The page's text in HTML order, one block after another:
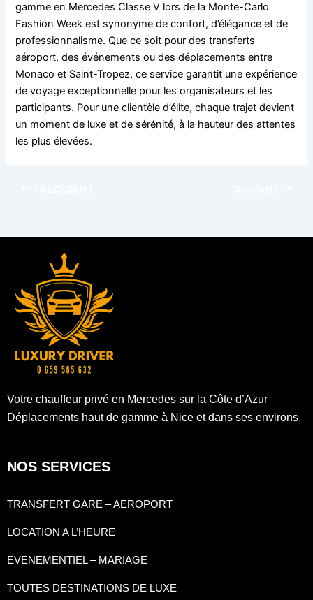
gamme en Mercedes Classe V lors de la Monte-Carlo
Fashion Week est synonyme de confort, d’élégance et de
professionnalisme. Que ce soit pour des transferts
aéroport, des événements ou des déplacements entre
Monaco et Saint-Tropez, ce service garantit une expérience
de voyage exceptionnelle pour les organisateurs et les
participants. Pour une clientèle d’élite, chaque trajet devient
un moment de luxe et de sérénité, à la hauteur des attentes
les plus élevées.
Votre chauffeur privé en Mercedes sur la Côte d’Azur
Déplacements haut de gamme à Nice et dans ses environs
NOS SERVICES
TRANSFERT GARE – AEROPORT
LOCATION A L’HEURE
EVENEMENTIEL – MARIAGE
TOUTES DESTINATIONS DE LUXE